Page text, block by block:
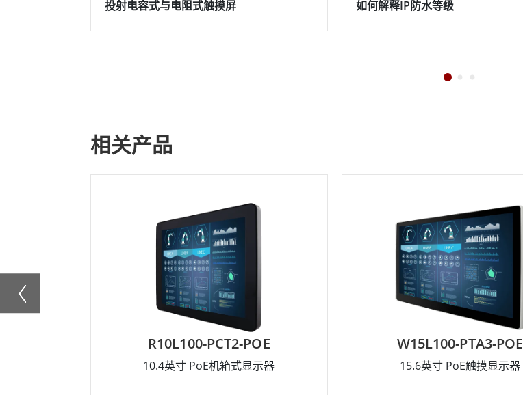
投射电容式与电阻式触摸屏 如何解释IP防水等级
相关产品
R10L100-PCT2-POE
10.4英寸 PoE机箱式显示器
W15L100-PTA3-POE
15.6英寸 PoE触摸显示器